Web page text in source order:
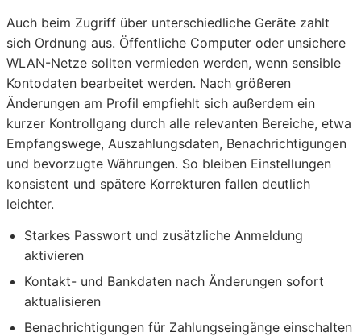
Auch beim Zugriff über unterschiedliche Geräte zahlt
sich Ordnung aus. Öffentliche Computer oder unsichere
WLAN-Netze sollten vermieden werden, wenn sensible
Kontodaten bearbeitet werden. Nach größeren
Änderungen am Profil empfiehlt sich außerdem ein
kurzer Kontrollgang durch alle relevanten Bereiche, etwa
Empfangswege, Auszahlungsdaten, Benachrichtigungen
und bevorzugte Währungen. So bleiben Einstellungen
konsistent und spätere Korrekturen fallen deutlich
leichter.
Starkes Passwort und zusätzliche Anmeldung
aktivieren
Kontakt- und Bankdaten nach Änderungen sofort
aktualisieren
Benachrichtigungen für Zahlungseingänge einschalten